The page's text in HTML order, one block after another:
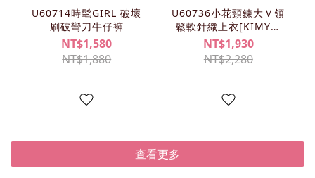
U60714時髦GIRL 破壞
刷破彎刀牛仔褲
NT$1,580
NT$1,880
U60736小花頸鍊大Ｖ領
鬆軟針織上衣[KIMY清
單]
NT$1,930
NT$2,280
查看更多